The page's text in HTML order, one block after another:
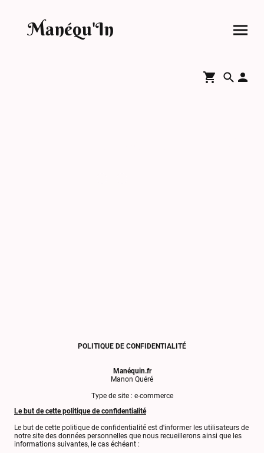
Manéqu'In
POLITIQUE DE CONFIDENTIALITÉ
Manéquin.fr
Manon Quéré
Type de site : e-commerce
Le but de cette politique de confidentialité
Le but de cette politique de confidentialité est d'informer les utilisateurs de
notre site des données personnelles que nous recueillerons ainsi que les
informations suivantes, le cas échéant :